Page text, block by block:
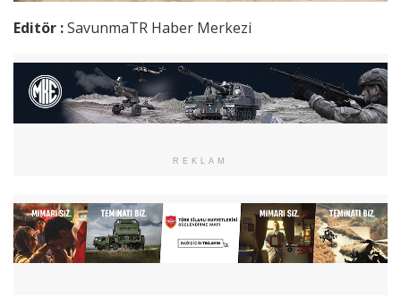
Editör :SavunmaTR Haber Merkezi
REKLAM